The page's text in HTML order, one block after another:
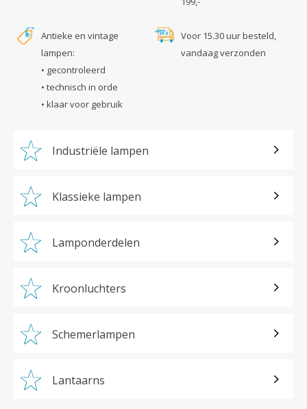
Antieke en vintage
lampen:
• gecontroleerd
• technisch in orde
• klaar voor gebruik
Voor 15.30 uur besteld,
vandaag verzonden
Industriële lampen
Klassieke lampen
Lamponderdelen
Kroonluchters
Schemerlampen
Lantaarns